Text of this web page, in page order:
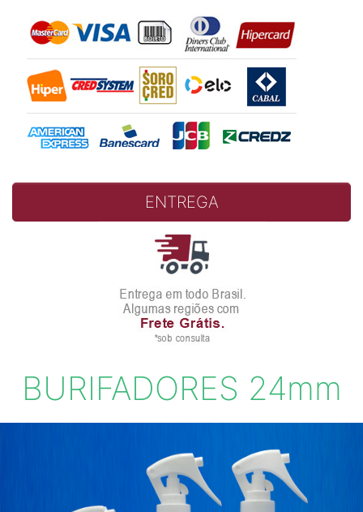
ENTREGA
BURIFADORES 24mm